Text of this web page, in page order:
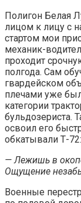
Полигон Белая
лицом к лицу с
стартом мои
механик-
проходит
полгода. Сам
гвардейском
плечами уже
категории
бульдозериста.
освоил его
обкатывали Т-72:
— Лежишь в
Ощущение
Военные